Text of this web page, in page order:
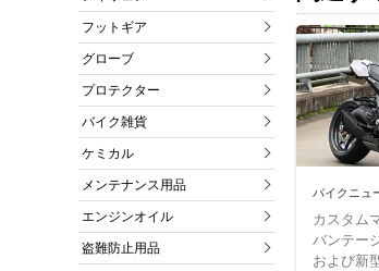
フットギア
グローブ
プロテクター
バイク雑貨
ケミカル
メンテナンス用品
エンジンオイル
盗難防止用品
バイクニュ
カスタム
バンテー
および新